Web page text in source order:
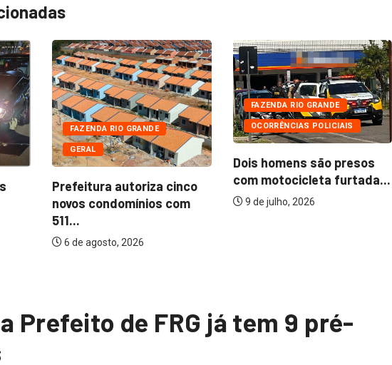
FAZENDA RIO GRANDE
GERAL
Prefeitura autoriza cinco
novos condomínios com
511...
6 de agosto, 2026
FAZENDA RIO GRANDE
OCORRÊNCIAS POLICIAIS
Dois homens são presos
com motocicleta furtada...
9 de julho, 2026
Prefeito de FRG já tem 9 pré-